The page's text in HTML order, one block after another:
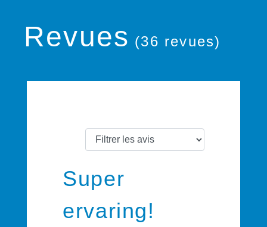
Revues (36 revues)
Super
ervaring!